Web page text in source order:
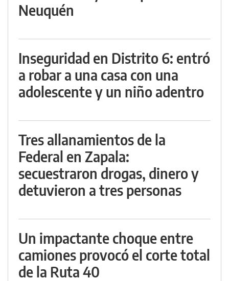
Neuquén
Inseguridad en Distrito 6: entró
a robar a una casa con una
adolescente y un niño adentro
Tres allanamientos de la
Federal en Zapala:
secuestraron drogas, dinero y
detuvieron a tres personas
Un impactante choque entre
camiones provocó el corte total
de la Ruta 40